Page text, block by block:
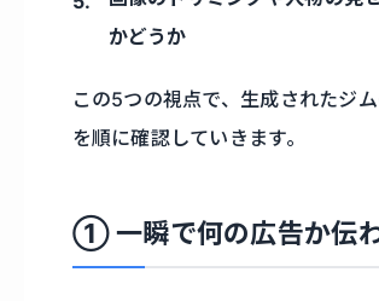
かどうか
この5つの視点で、生成されたジ
を順に確認していきます。
① 一瞬で何の広告か伝